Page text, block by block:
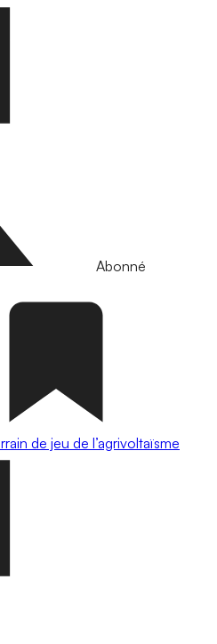
Abonné
de jeu de l’agrivoltaïsme